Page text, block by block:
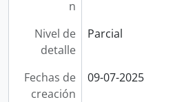
n
Nivel de
detalle
Parcial
Fechas de
creación
09-07-2025